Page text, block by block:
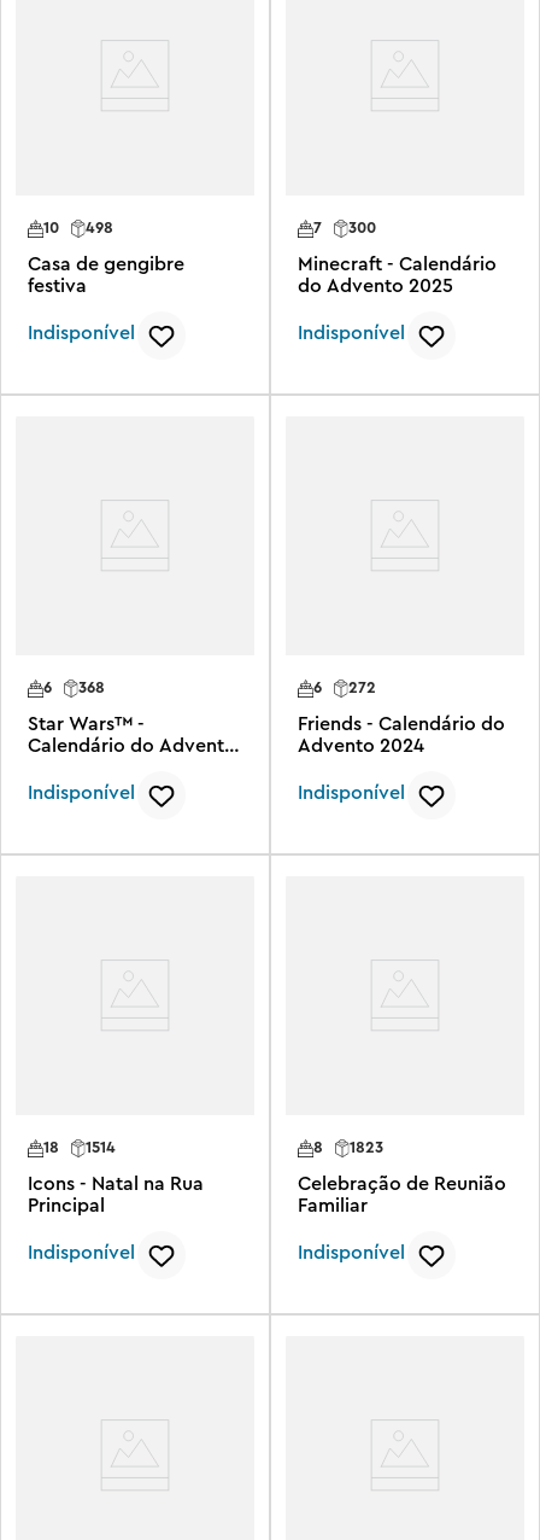
498
10
Casa de gengibre
festiva
Indisponível
7 300
Minecraft - Calendário
do Advento 2025
Indisponível
6 368
Star Wars™ -
Calendário do Advento
Indisponível
6 272
Friends - Calendário do
Advento 2024
Indisponível
18 1514
Icons - Natal na Rua
Principal
Indisponível
1823
8
Celebração de Reunião
Familiar
Indisponível